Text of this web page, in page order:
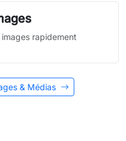
rapidement
& Médias